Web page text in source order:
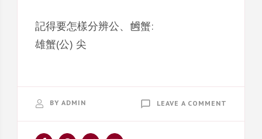
記得要怎樣分辨公、乸蟹:
雄蟹(公) 尖
BY ADMIN LEAVE A COMMENT